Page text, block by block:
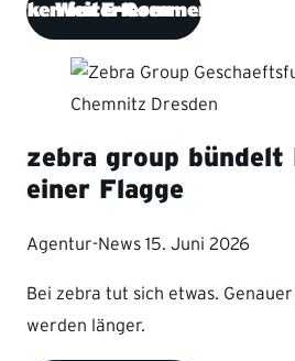
Weiterlesen
im E-Commerce
zebra group bündelt
einer Flagge
Agentur-News 15. Juni 2026
Bei zebra tut sich etwas.
werden länger.